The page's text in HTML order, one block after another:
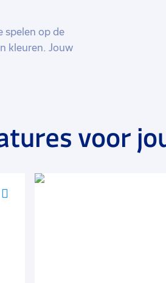
spelen op de
kleuren. Jouw
kan
voor